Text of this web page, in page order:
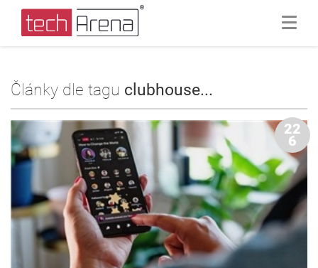
Články dle tagu clubhouse...
22
6